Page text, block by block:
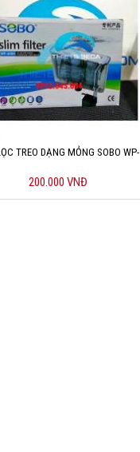
TREO DẠNG MỎNG SOBO WP-
200.000 VNĐ